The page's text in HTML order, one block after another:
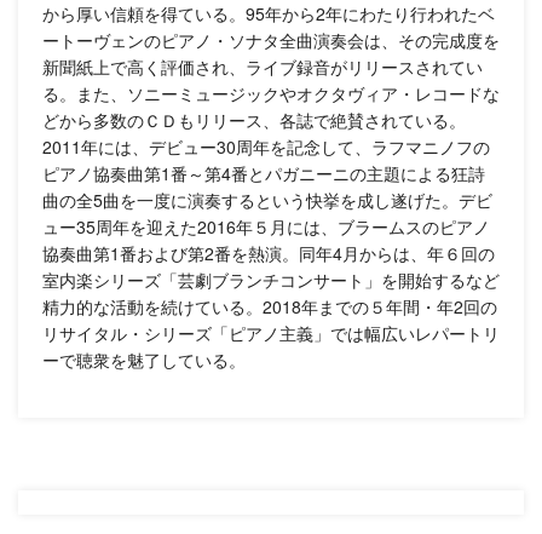
から厚い信頼を得ている。95年から2年にわたり行われたベ
ートーヴェンのピアノ・ソナタ全曲演奏会は、その完成度を
新聞紙上で高く評価され、ライブ録音がリリースされてい
る。また、ソニーミュージックやオクタヴィア・レコードな
どから多数のＣＤもリリース、各誌で絶賛されている。
2011年には、デビュー30周年を記念して、ラフマニノフの
ピアノ協奏曲第1番～第4番とパガニーニの主題による狂詩
曲の全5曲を一度に演奏するという快挙を成し遂げた。デビ
ュー35周年を迎えた2016年５月には、ブラームスのピアノ
協奏曲第1番および第2番を熱演。同年4月からは、年６回の
室内楽シリーズ「芸劇ブランチコンサート」を開始するなど
精力的な活動を続けている。2018年までの５年間・年2回の
リサイタル・シリーズ「ピアノ主義」では幅広いレパートリ
ーで聴衆を魅了している。